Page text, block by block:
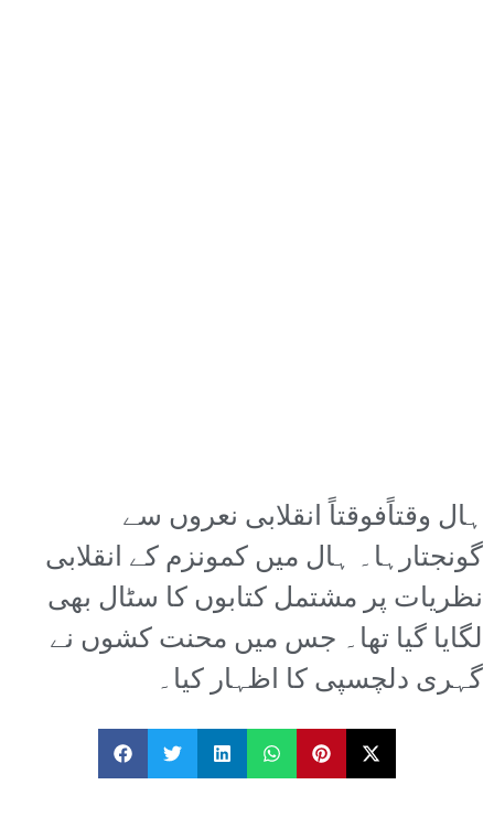
ہال وقتاًفوقتاً انقلابی نعروں سے
گونجتارہا۔ ہال میں کمونزم کے انقلابی
نظریات پر مشتمل کتابوں کا سٹال بھی
لگایا گیا تھا۔ جس میں محنت کشوں نے
گہری دلچسپی کا اظہار کیا۔